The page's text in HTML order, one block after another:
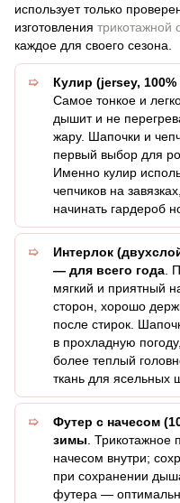
использует только
изготовления
каждое для своего сезона.
Кулир (jersey,
Самое тонкое и
дышит и не
жару. Шапочки и
первый выбор для
Именно кулир
чепчиков на
начинать гардероб
Интерлок
— для всего года.
мягкий и приятный
сторон, хорошо
после стирок.
в прохладную
более теплый
ткань для ясельных
Футер с начесом
зимы. Трикотажное
начесом внутри;
при сохранении
футера —